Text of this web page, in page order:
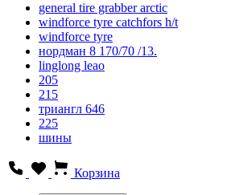
general tire grabber arctic
windforce tyre catchfors h/t
windforce tyre
нордман 8 170/70 /13.
linglong leao
205
215
триангл 646
225
шины
Корзина